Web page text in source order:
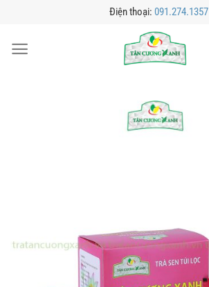
nội
Điện thoại: 091.274.1357